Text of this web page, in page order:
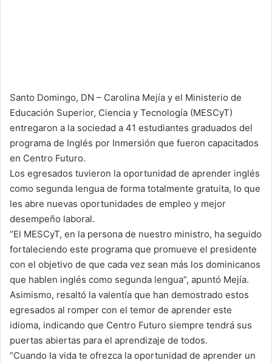
Santo Domingo, DN – Carolina Mejía y el Ministerio de
Educación Superior, Ciencia y Tecnología (MESCyT)
entregaron a la sociedad a 41 estudiantes graduados del
programa de Inglés por Inmersión que fueron capacitados
en Centro Futuro.
Los egresados tuvieron la oportunidad de aprender inglés
como segunda lengua de forma totalmente gratuita, lo que
les abre nuevas oportunidades de empleo y mejor
desempeño laboral.
“El MESCyT, en la persona de nuestro ministro, ha seguido
fortaleciendo este programa que promueve el presidente
con el objetivo de que cada vez sean más los dominicanos
que hablen inglés como segunda lengua”, apuntó Mejía.
Asimismo, resaltó la valentía que han demostrado estos
egresados al romper con el temor de aprender este
idioma, indicando que Centro Futuro siempre tendrá sus
puertas abiertas para el aprendizaje de todos.
“Cuando la vida te ofrezca la oportunidad de aprender un